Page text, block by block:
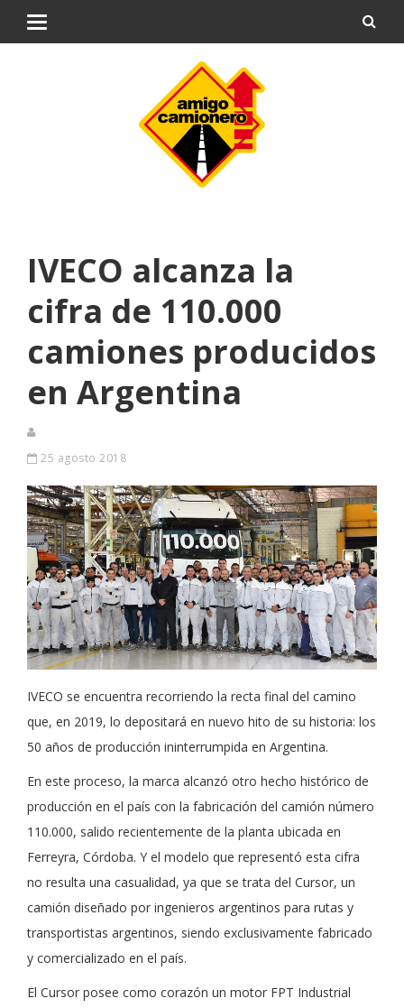
IVECO alcanza la
cifra de 110.000
camiones producidos
en Argentina
25 agosto 2018
IVECO se encuentra recorriendo la recta final del camino
que, en 2019, lo depositará en nuevo hito de su historia: los
50 años de producción ininterrumpida en Argentina.
En este proceso, la marca alcanzó otro hecho histórico de
producción en el país con la fabricación del camión número
110.000, salido recientemente de la planta ubicada en
Ferreyra, Córdoba. Y el modelo que representó esta cifra
no resulta una casualidad, ya que se trata del Cursor, un
camión diseñado por ingenieros argentinos para rutas y
transportistas argentinos, siendo exclusivamente fabricado
y comercializado en el país.
El Cursor posee como corazón un motor FPT Industrial